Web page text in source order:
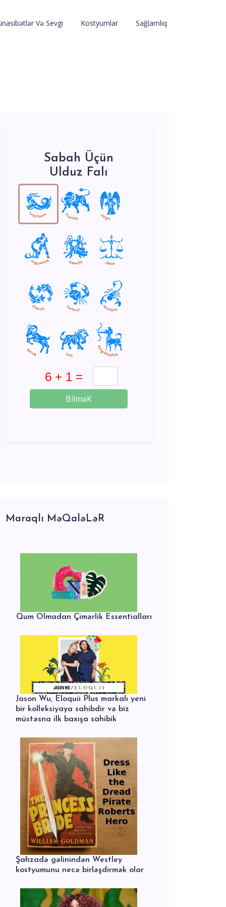
Və Sevgi Kostyumlar Sağlamlıq
Sabah Üçün
Ulduz Falı
BilməK
Maraqlı MəQaləLəR
Qum Olmadan Çimərlik Essentialları
Jason Wu, Eloquii Plus markalı yeni
bir kolleksiyaya sahibdir və biz
müstəsna ilk baxışa sahibik
Şahzadə gəlinindən Westley
kostyumunu necə birləşdirmək olar